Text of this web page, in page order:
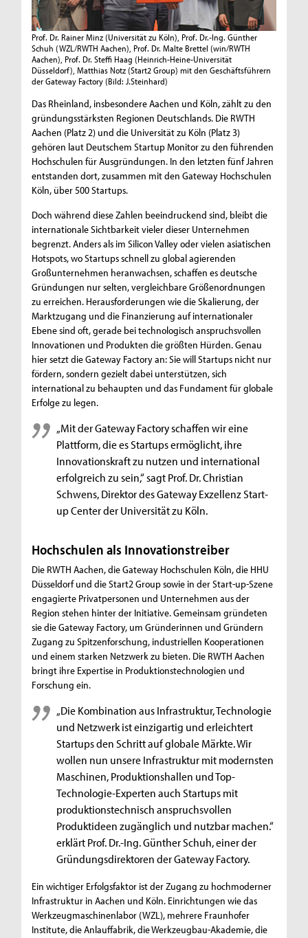
Prof. Dr. Rainer Minz (Universität zu Köln), Prof. Dr.-Ing. Günther
Schuh (WZL/RWTH Aachen), Prof. Dr. Malte Brettel (win/RWTH
Aachen), Prof. Dr. Steffi Haag (Heinrich-Heine-Universität
Düsseldorf), Matthias Notz (Start2 Group) mit den Geschäftsführern
der Gateway Factory (Bild: J.Steinhard)
Das Rheinland, insbesondere Aachen und Köln, zählt zu den
gründungsstärksten Regionen Deutschlands. Die RWTH
Aachen (Platz 2) und die Universität zu Köln (Platz 3)
gehören laut Deutschem Startup Monitor zu den führenden
Hochschulen für Ausgründungen. In den letzten fünf Jahren
entstanden dort, zusammen mit den Gateway Hochschulen
Köln, über 500 Startups.
Doch während diese Zahlen beeindruckend sind, bleibt die
internationale Sichtbarkeit vieler dieser Unternehmen
begrenzt. Anders als im Silicon Valley oder vielen asiatischen
Hotspots, wo Startups schnell zu global agierenden
Großunternehmen heranwachsen, schaffen es deutsche
Gründungen nur selten, vergleichbare Größenordnungen
zu erreichen. Herausforderungen wie die Skalierung, der
Marktzugang und die Finanzierung auf internationaler
Ebene sind oft, gerade bei technologisch anspruchsvollen
Innovationen und Produkten die größten Hürden. Genau
hier setzt die Gateway Factory an: Sie will Startups nicht nur
fördern, sondern gezielt dabei unterstützen, sich
international zu behaupten und das Fundament für globale
Erfolge zu legen.
„Mit der Gateway Factory schaffen wir eine
Plattform, die es Startups ermöglicht, ihre
Innovationskraft zu nutzen und international
erfolgreich zu sein,“ sagt Prof. Dr. Christian
Schwens, Direktor des Gateway Exzellenz Start-
up Center der Universität zu Köln.
Hochschulen als Innovationstreiber
Die RWTH Aachen, die Gateway Hochschulen Köln, die HHU
Düsseldorf und die Start2 Group sowie in der Start-up-Szene
engagierte Privatpersonen und Unternehmen aus der
Region stehen hinter der Initiative. Gemeinsam gründeten
sie die Gateway Factory, um Gründerinnen und Gründern
Zugang zu Spitzenforschung, industriellen Kooperationen
und einem starken Netzwerk zu bieten. Die RWTH Aachen
bringt ihre Expertise in Produktionstechnologien und
Forschung ein.
„Die Kombination aus Infrastruktur, Technologie
und Netzwerk ist einzigartig und erleichtert
Startups den Schritt auf globale Märkte. Wir
wollen nun unsere Infrastruktur mit modernsten
Maschinen, Produktionshallen und Top-
Technologie-Experten auch Startups mit
produktionstechnisch anspruchsvollen
Produktideen zugänglich und nutzbar machen.“
erklärt Prof. Dr.-Ing. Günther Schuh, einer der
Gründungsdirektoren der Gateway Factory.
Ein wichtiger Erfolgsfaktor ist der Zugang zu hochmoderner
Infrastruktur in Aachen und Köln. Einrichtungen wie das
Werkzeugmaschinenlabor (WZL), mehrere Fraunhofer
Institute, die Anlauffabrik, die Werkzeugbau-Akademie, die